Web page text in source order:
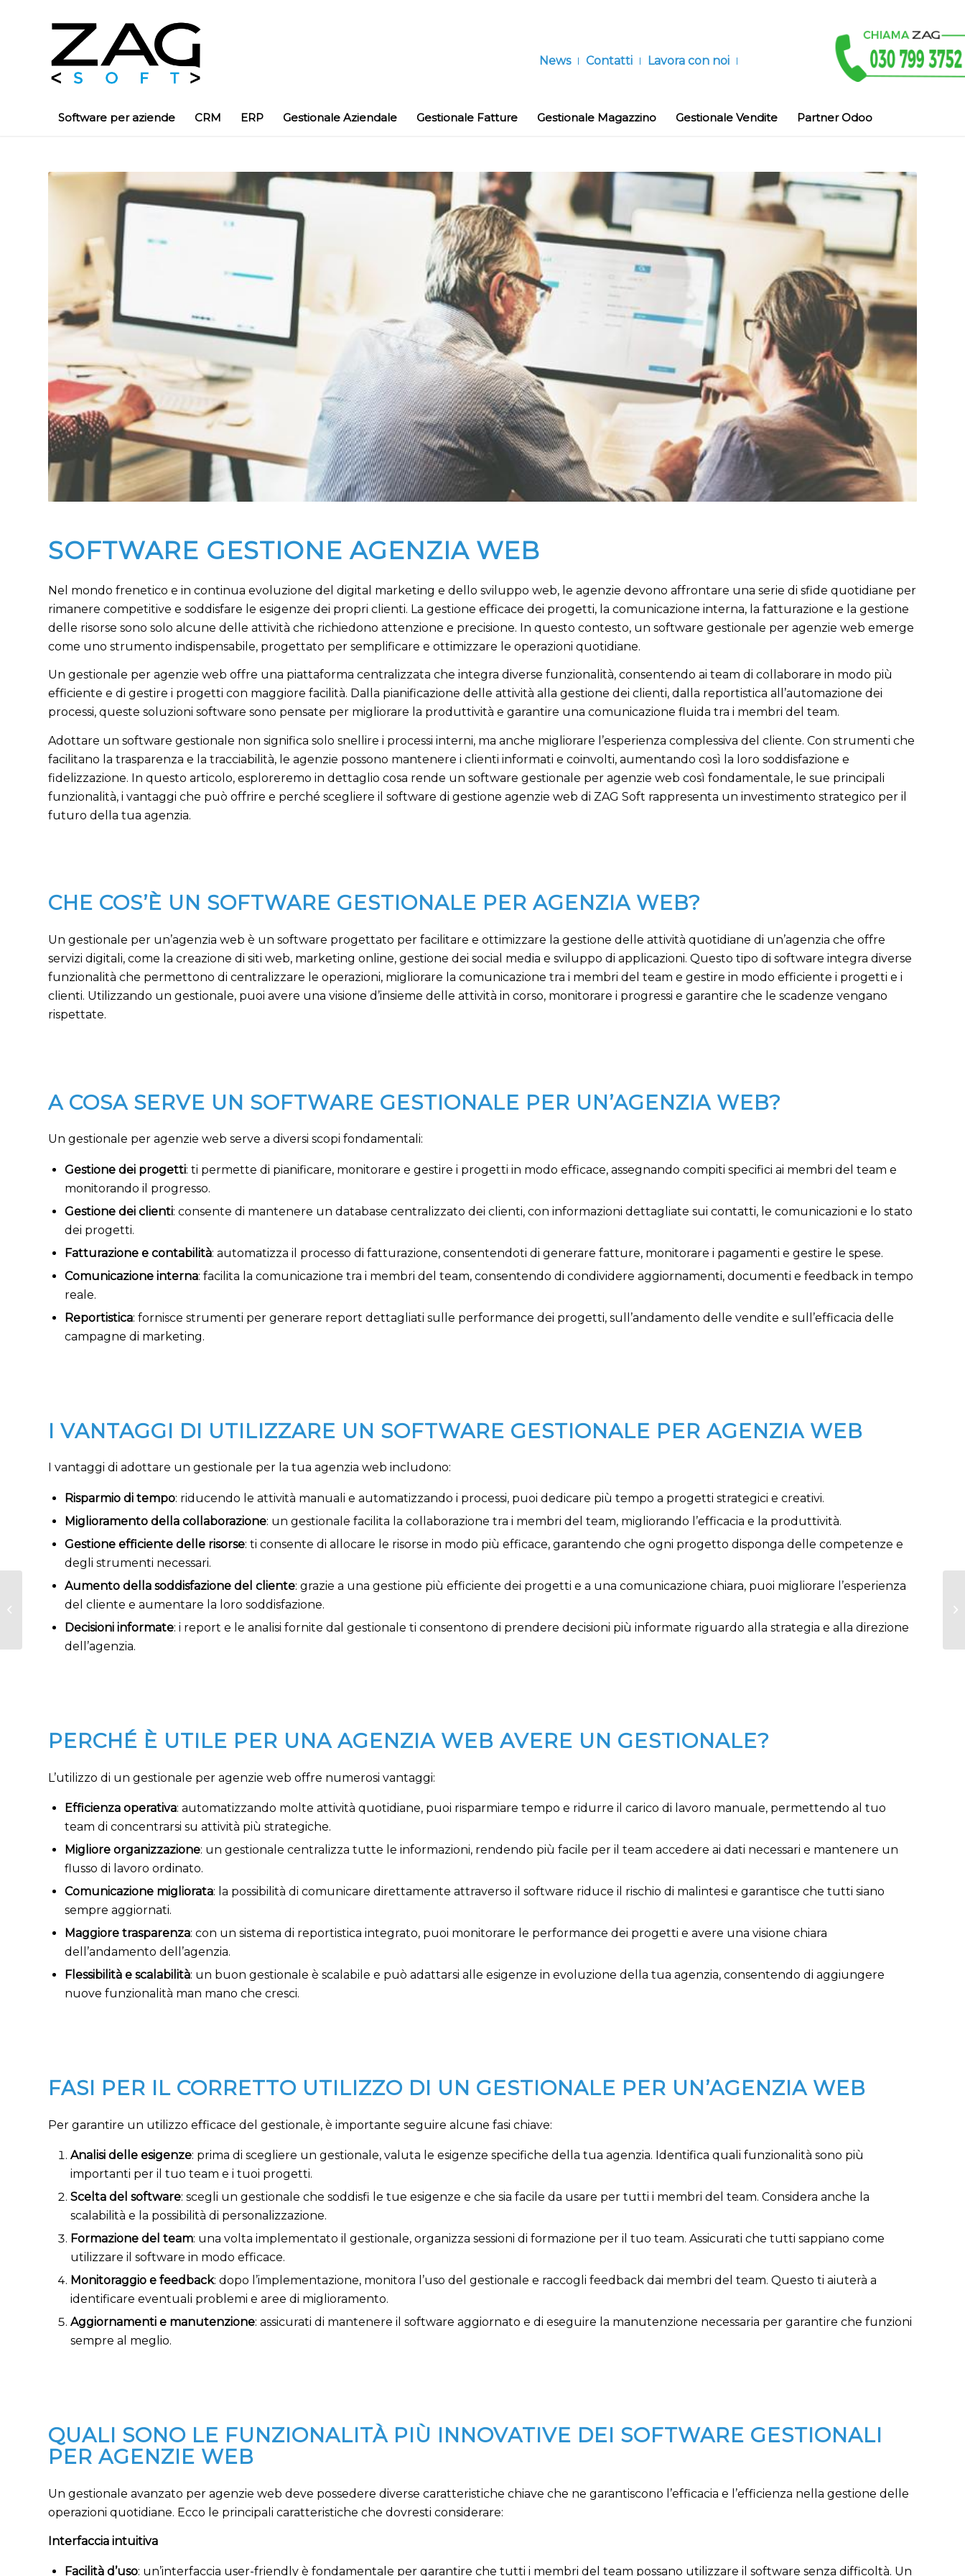
News Contatti Lavora con noi
Software per aziende CRM ERP Gestionale Aziendale Gestionale Fatture Gestionale Magazzino Gestionale Vendite Partner Odoo
SOFTWARE GESTIONE AGENZIA WEB
Nel mondo frenetico e in continua evoluzione del digital marketing e dello sviluppo web, le agenzie devono affrontare una serie di sfide quotidiane per
rimanere competitive e soddisfare le esigenze dei propri clienti. La gestione efficace dei progetti, la comunicazione interna, la fatturazione e la gestione
delle risorse sono solo alcune delle attività che richiedono attenzione e precisione. In questo contesto, un software gestionale per agenzie web emerge
come uno strumento indispensabile, progettato per semplificare e ottimizzare le operazioni quotidiane.
Un gestionale per agenzie web offre una piattaforma centralizzata che integra diverse funzionalità, consentendo ai team di collaborare in modo più
efficiente e di gestire i progetti con maggiore facilità. Dalla pianificazione delle attività alla gestione dei clienti, dalla reportistica all’automazione dei
processi, queste soluzioni software sono pensate per migliorare la produttività e garantire una comunicazione fluida tra i membri del team.
Adottare un software gestionale non significa solo snellire i processi interni, ma anche migliorare l’esperienza complessiva del cliente. Con strumenti che
facilitano la trasparenza e la tracciabilità, le agenzie possono mantenere i clienti informati e coinvolti, aumentando così la loro soddisfazione e
fidelizzazione. In questo articolo, esploreremo in dettaglio cosa rende un software gestionale per agenzie web così fondamentale, le sue principali
funzionalità, i vantaggi che può offrire e perché scegliere il software di gestione agenzie web di ZAG Soft rappresenta un investimento strategico per il
futuro della tua agenzia.
CHE COS’È UN SOFTWARE GESTIONALE PER AGENZIA WEB?
Un gestionale per un’agenzia web è un software progettato per facilitare e ottimizzare la gestione delle attività quotidiane di un’agenzia che offre
servizi digitali, come la creazione di siti web, marketing online, gestione dei social media e sviluppo di applicazioni. Questo tipo di software integra diverse
funzionalità che permettono di centralizzare le operazioni, migliorare la comunicazione tra i membri del team e gestire in modo efficiente i progetti e i
clienti. Utilizzando un gestionale, puoi avere una visione d’insieme delle attività in corso, monitorare i progressi e garantire che le scadenze vengano
rispettate.
A COSA SERVE UN SOFTWARE GESTIONALE PER UN’AGENZIA WEB?
Un gestionale per agenzie web serve a diversi scopi fondamentali:
Gestione dei progetti: ti permette di pianificare, monitorare e gestire i progetti in modo efficace, assegnando compiti specifici ai membri del team e
monitorando il progresso.
Gestione dei clienti: consente di mantenere un database centralizzato dei clienti, con informazioni dettagliate sui contatti, le comunicazioni e lo stato
dei progetti.
Fatturazione e contabilità: automatizza il processo di fatturazione, consentendoti di generare fatture, monitorare i pagamenti e gestire le spese.
Comunicazione interna: facilita la comunicazione tra i membri del team, consentendo di condividere aggiornamenti, documenti e feedback in tempo
reale.
Reportistica: fornisce strumenti per generare report dettagliati sulle performance dei progetti, sull’andamento delle vendite e sull’efficacia delle
campagne di marketing.
I VANTAGGI DI UTILIZZARE UN SOFTWARE GESTIONALE PER AGENZIA WEB
I vantaggi di adottare un gestionale per la tua agenzia web includono:
Risparmio di tempo: riducendo le attività manuali e automatizzando i processi, puoi dedicare più tempo a progetti strategici e creativi.
Miglioramento della collaborazione: un gestionale facilita la collaborazione tra i membri del team, migliorando l’efficacia e la produttività.
Gestione efficiente delle risorse: ti consente di allocare le risorse in modo più efficace, garantendo che ogni progetto disponga delle competenze e
degli strumenti necessari.
Aumento della soddisfazione del cliente: grazie a una gestione più efficiente dei progetti e a una comunicazione chiara, puoi migliorare l’esperienza
del cliente e aumentare la loro soddisfazione.
Decisioni informate: i report e le analisi fornite dal gestionale ti consentono di prendere decisioni più informate riguardo alla strategia e alla direzione
dell’agenzia.
PERCHÉ È UTILE PER UNA AGENZIA WEB AVERE UN GESTIONALE?
L’utilizzo di un gestionale per agenzie web offre numerosi vantaggi:
Efficienza operativa: automatizzando molte attività quotidiane, puoi risparmiare tempo e ridurre il carico di lavoro manuale, permettendo al tuo
team di concentrarsi su attività più strategiche.
Migliore organizzazione: un gestionale centralizza tutte le informazioni, rendendo più facile per il team accedere ai dati necessari e mantenere un
flusso di lavoro ordinato.
Comunicazione migliorata: la possibilità di comunicare direttamente attraverso il software riduce il rischio di malintesi e garantisce che tutti siano
sempre aggiornati.
Maggiore trasparenza: con un sistema di reportistica integrato, puoi monitorare le performance dei progetti e avere una visione chiara
dell’andamento dell’agenzia.
Flessibilità e scalabilità: un buon gestionale è scalabile e può adattarsi alle esigenze in evoluzione della tua agenzia, consentendo di aggiungere
nuove funzionalità man mano che cresci.
FASI PER IL CORRETTO UTILIZZO DI UN GESTIONALE PER UN’AGENZIA WEB
Per garantire un utilizzo efficace del gestionale, è importante seguire alcune fasi chiave:
Analisi delle esigenze: prima di scegliere un gestionale, valuta le esigenze specifiche della tua agenzia. Identifica quali funzionalità sono più
importanti per il tuo team e i tuoi progetti.
Scelta del software: scegli un gestionale che soddisfi le tue esigenze e che sia facile da usare per tutti i membri del team. Considera anche la
scalabilità e la possibilità di personalizzazione.
Formazione del team: una volta implementato il gestionale, organizza sessioni di formazione per il tuo team. Assicurati che tutti sappiano come
utilizzare il software in modo efficace.
Monitoraggio e feedback: dopo l’implementazione, monitora l’uso del gestionale e raccogli feedback dai membri del team. Questo ti aiuterà a
identificare eventuali problemi e aree di miglioramento.
Aggiornamenti e manutenzione: assicurati di mantenere il software aggiornato e di eseguire la manutenzione necessaria per garantire che funzioni
sempre al meglio.
QUALI SONO LE FUNZIONALITÀ PIÙ INNOVATIVE DEI SOFTWARE GESTIONALI
PER AGENZIE WEB
Un gestionale avanzato per agenzie web deve possedere diverse caratteristiche chiave che ne garantiscono l’efficacia e l’efficienza nella gestione delle
operazioni quotidiane. Ecco le principali caratteristiche che dovresti considerare:
Interfaccia intuitiva
Facilità d’uso: un’interfaccia user-friendly è fondamentale per garantire che tutti i membri del team possano utilizzare il software senza difficoltà. Un
Software gestione